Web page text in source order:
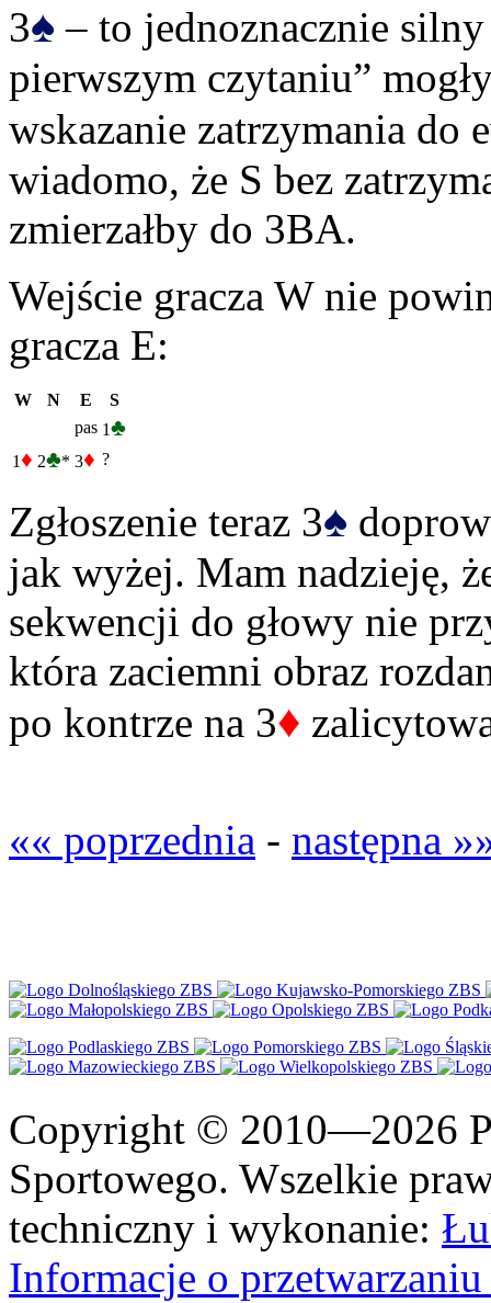
3♠ – to jednoznacznie
pierwszym czytaniu”
wskazanie zatrzymania do
wiadomo, że S bez
zmierzałby do 3BA.
Wejście gracza W nie
gracza E:
W N E
S
pas 1♣
1♦ 2♣* 3♦ ?
Zgłoszenie teraz 3♠
jak wyżej. Mam nadzieję,
sekwencji do głowy nie
która zaciemni obraz
po kontrze na 3♦
«« poprzednia - następna
Copyright © 2010—2026
Sportowego. Wszelkie
techniczny i wykonanie:
Informacje o